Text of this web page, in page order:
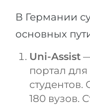
В Германии
основных
Uni-Assist
портал
180 вузов.